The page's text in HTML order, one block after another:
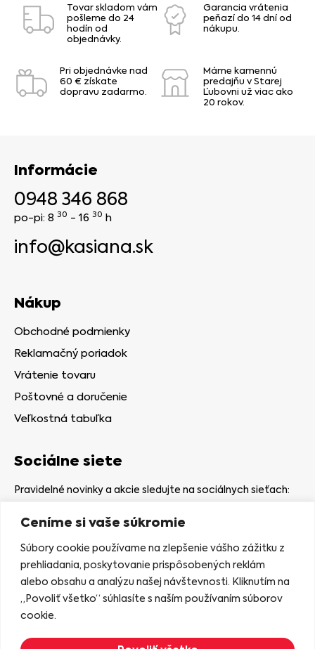
Ceníme si vaše súkromie
Súbory cookie používame na zlepšenie vášho zážitku z
prehliadania, poskytovanie prispôsobených reklám
alebo obsahu a analýzu našej návštevnosti. Kliknutím na
„Povoliť všetko“ súhlasíte s naším používaním súborov
cookie.
Tovar skladom vám
pošleme do 24
hodín od
objednávky.
Garancia vrátenia
peňazí do 14 dní od
nákupu.
Pri objednávke nad
60 € získate
dopravu zadarmo.
Máme kamennú
predajňu v Starej
Ľubovni už viac ako
20 rokov.
Informácie
0948 346 868
po-pi: 8 30 - 16 30 h
info@kasiana.sk
Nákup
Obchodné podmienky
Reklamačný poriadok
Vrátenie tovaru
Poštovné a doručenie
Veľkostná tabuľka
Sociálne siete
Pravidelné novinky a akcie sledujte na sociálnych sieťach:
Kamenná predajňa
Nám. gen. Štefaníka 7
06401 Stará Ľubovňa